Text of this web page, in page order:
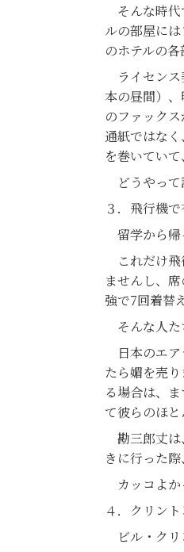
そんな時代
ルの部屋に
のホテルの
ライセンス
本の昼間）
のファック
通紙ではな
を巻いてい
どうやって
３．飛行機
留学から帰
これだけ飛
ませんし、
強で7回着替
そんな人た
日本のエア
たら媚を売
る場合は、
て彼らのほと
勘三郎丈は
きに行った
カッコよか
４．クリン
ビル・クリ